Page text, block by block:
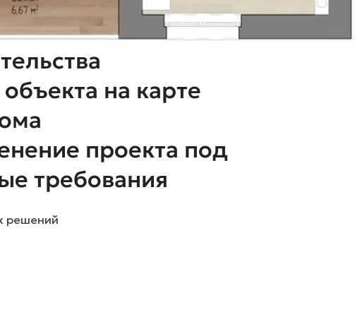
на карте
проекта под
требования
решений